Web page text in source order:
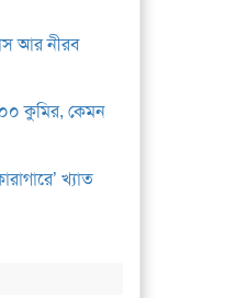
আর নীরব
কুমির, কেমন
খ্যাত